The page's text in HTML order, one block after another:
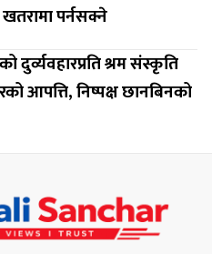
पर्नसक्ने
दुर्व्यवहारप्रति श्रम संस्कृति
आपत्ति, निष्पक्ष छानबिनको